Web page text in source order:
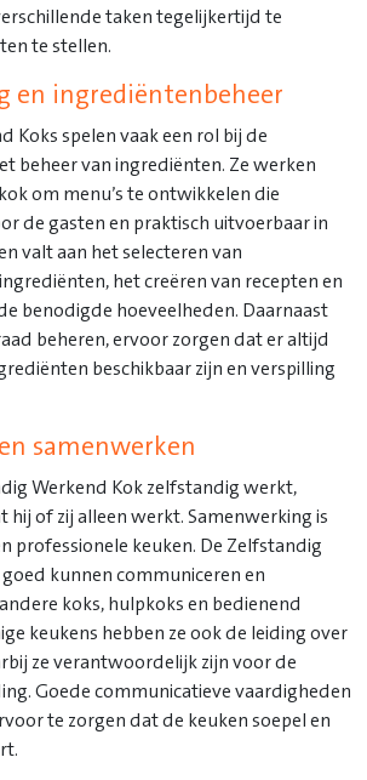
taken tegelijkertijd te
te stellen.
en ingrediëntenbeheer
Koks spelen vaak een rol bij de
beheer van ingrediënten. Ze werken
om menu’s te ontwikkelen die
de gasten en praktisch uitvoerbaar in
valt aan het selecteren van
het creëren van recepten en
benodigde hoeveelheden. Daarnaast
beheren, ervoor zorgen dat er altijd
beschikbaar zijn en verspilling
samenwerken
Werkend Kok zelfstandig werkt,
hij of zij alleen werkt. Samenwerking is
professionele keuken. De Zelfstandig
kunnen communiceren en
koks, hulpkoks en bedienend
keukens hebben ze ook de leiding over
ze verantwoordelijk zijn voor de
Goede communicatieve vaardigheden
te zorgen dat de keuken soepel en